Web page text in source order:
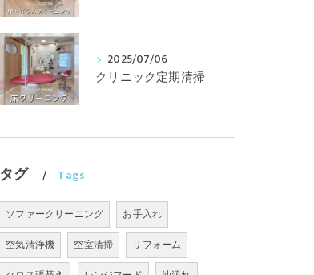
2025/07/06
クリニック定期清掃
タグ Tags
ソファークリーニング
お手入れ
空気清浄機
空室清掃
リフォーム